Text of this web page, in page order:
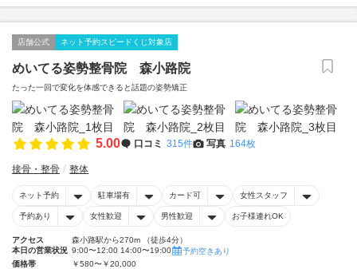
店舗公式 ネット予約スピードくじ対象店
めいてる姿勢整骨院 森小路院
たった一回で変化を体感できると話題の姿勢矯正
5.00 口コミ 315件 写真 164枚
接骨・整骨 整体
ネット予約 駐車場有 カード可 女性スタッフ
予約あり 女性歓迎 男性歓迎 お子様連れOK
アクセス
森小路駅から270m （徒歩4分）
本日の営業状況 9:00〜12:00 14:00〜19:00
予約空きあり
価格帯
￥580〜￥20,000